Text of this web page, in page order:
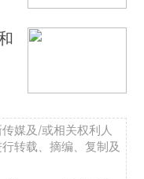
媒及/或相关权利人
转载、摘编、复制及